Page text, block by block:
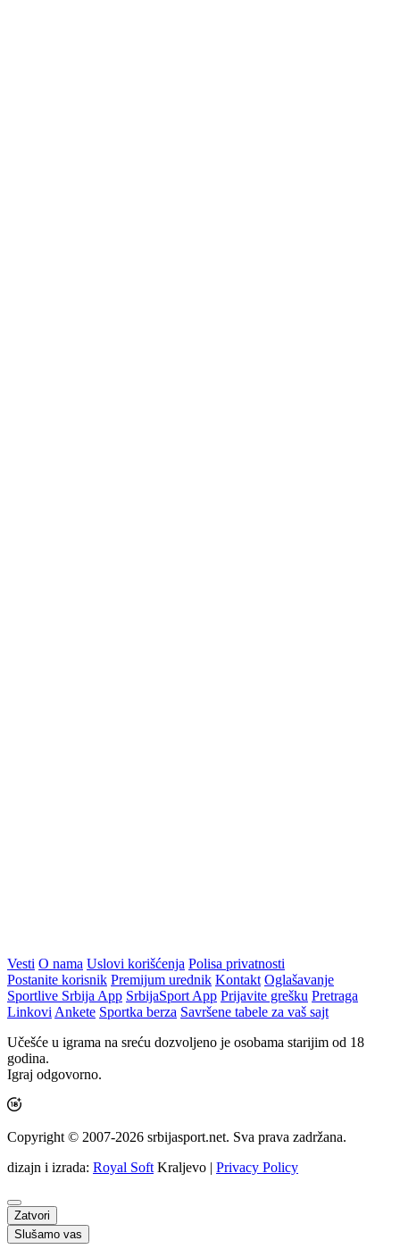
Vesti O nama Uslovi korišćenja Polisa privatnosti
Postanite korisnik Premijum urednik Kontakt Oglašavanje
Sportlive Srbija App SrbijaSport App Prijavite grešku Pretraga
Linkovi Ankete Sportka berza Savršene tabele za vaš sajt
Učešće u igrama na sreću dozvoljeno je osobama starijim od 18
godina.
Igraj odgovorno.
Copyright © 2007-2026 srbijasport.net. Sva prava zadržana.
dizajn i izrada: Royal Soft Kraljevo | Privacy Policy
Zatvori
Slušamo vas